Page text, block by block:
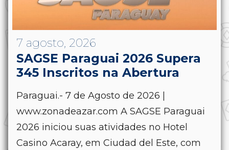
7 agosto, 2026
SAGSE Paraguai 2026 Supera
345 Inscritos na Abertura
Paraguai.- 7 de Agosto de 2026 |
www.zonadeazar.com A SAGSE Paraguai
2026 iniciou suas atividades no Hotel
Casino Acaray, em Ciudad del Este, com